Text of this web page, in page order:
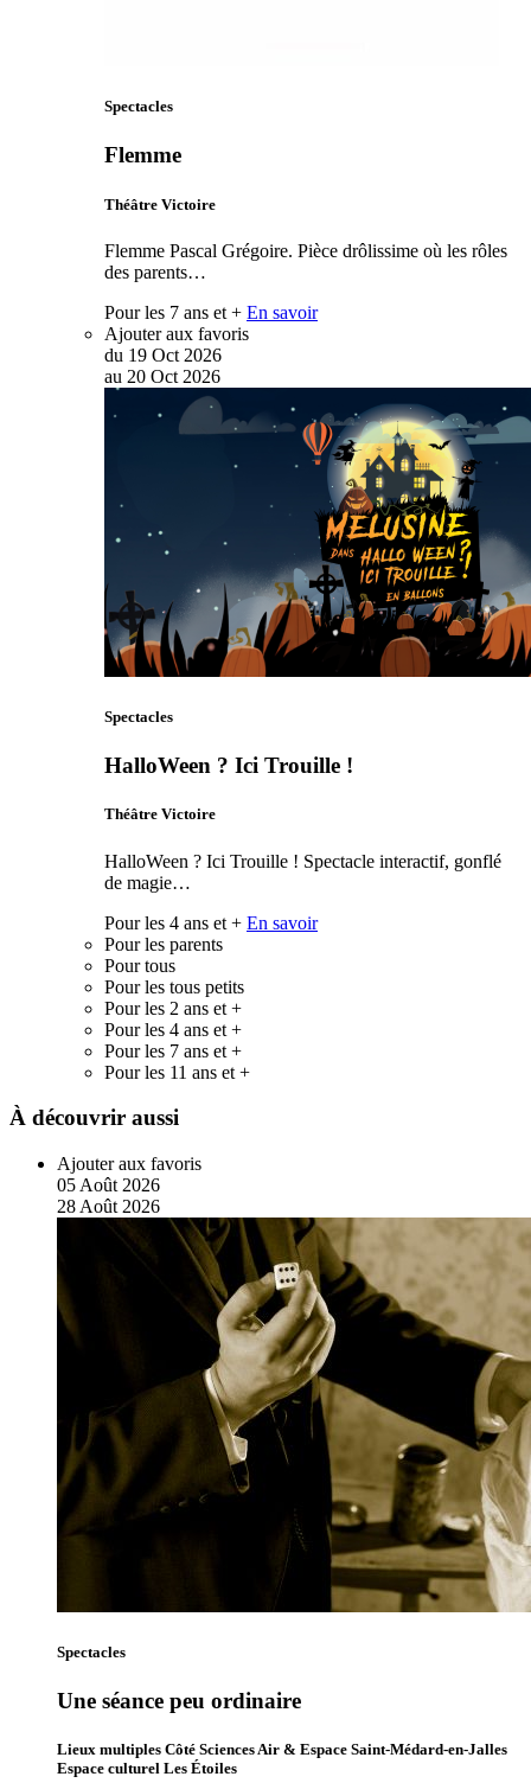
Spectacles
Flemme
Théâtre Victoire
Flemme Pascal Grégoire. Pièce drôlissime où les rôles
des parents…
Pour les 7 ans et + En savoir
Ajouter aux favoris
du 19 Oct 2026
au 20 Oct 2026
Spectacles
HalloWeen ? Ici Trouille !
Théâtre Victoire
HalloWeen ? Ici Trouille ! Spectacle interactif, gonflé
de magie…
Pour les 4 ans et + En savoir
Pour les parents
Pour tous
Pour les tous petits
Pour les 2 ans et +
Pour les 4 ans et +
Pour les 7 ans et +
Pour les 11 ans et +
À découvrir aussi
Ajouter aux favoris
05 Août 2026
28 Août 2026
Spectacles
Une séance peu ordinaire
Lieux multiples Côté Sciences Air & Espace Saint-Médard-en-Jalles
Espace culturel Les Étoiles